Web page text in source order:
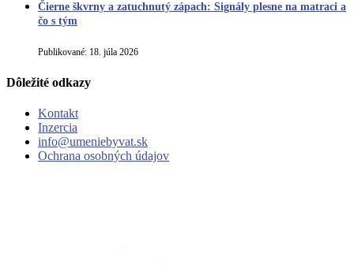
Čierne škvrny a zatuchnutý zápach: Signály plesne na matraci a
čo s tým
Publikované: 18. júla 2026
Dôležité odkazy
Kontakt
Inzercia
info@umeniebyvat.sk
Ochrana osobných údajov